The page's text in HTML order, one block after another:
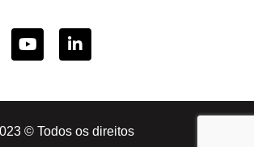
© Todos os direitos